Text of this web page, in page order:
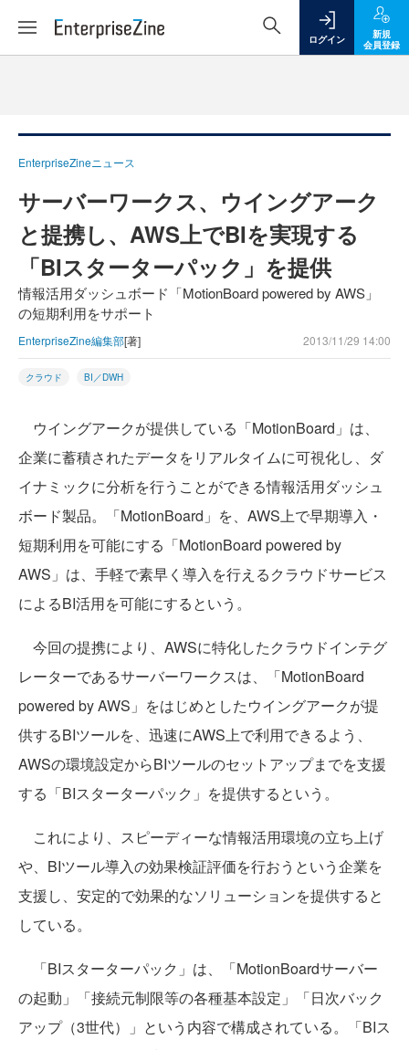
ログイン
新規
会員登録
EnterpriseZineニュース
サーバーワークス、ウイングアーク
と提携し、AWS上でBIを実現する
「BIスターターパック」を提供
情報活用ダッシュボード「MotionBoard powered by AWS」
の短期利用をサポート
EnterpriseZine編集部[著] 2013/11/29 14:00
クラウド BI／DWH
ウイングアークが提供している「MotionBoard」は、
企業に蓄積されたデータをリアルタイムに可視化し、ダ
イナミックに分析を行うことができる情報活用ダッシュ
ボード製品。「MotionBoard」を、AWS上で早期導入・
短期利用を可能にする「MotionBoard powered by
AWS」は、手軽で素早く導入を行えるクラウドサービス
によるBI活用を可能にするという。
今回の提携により、AWSに特化したクラウドインテグ
レーターであるサーバーワークスは、「MotionBoard
powered by AWS」をはじめとしたウイングアークが提
供するBIツールを、迅速にAWS上で利用できるよう、
AWSの環境設定からBIツールのセットアップまでを支援
する「BIスターターパック」を提供するという。
これにより、スピーディーな情報活用環境の立ち上げ
や、BIツール導入の効果検証評価を行おうという企業を
支援し、安定的で効果的なソリューションを提供すると
している。
「BIスターターパック」は、「MotionBoardサーバー
の起動」「接続元制限等の各種基本設定」「日次バック
アップ（3世代）」という内容で構成されている。「BIス